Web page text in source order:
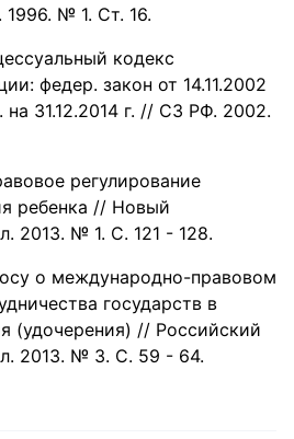
1996. № 1. Ст. 16.
кодекс
федер. закон от 14.11.2002
31.12.2014 г. // СЗ РФ. 2002.
регулирование
ребенка // Новый
2013. № 1. С. 121 - 128.
о международно-правовом
государств в
(удочерения) // Российский
2013. № 3. С. 59 - 64.